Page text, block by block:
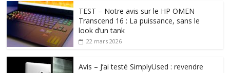
TEST – Notre avis sur le HP OMEN
Transcend 16 : La puissance, sans le
look d’un tank
22 mars 2026
Avis – J’ai testé SimplyUsed : revendre